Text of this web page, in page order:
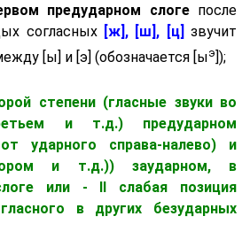
предударном слогепосле
согласных [ж], [ш], [ц] звучит
[ы] и [э] (обозначается [ыэ ]);
степени (гласные звуки во
и т.д.) предударном
ударного справа-налево) и
и т.д.)) заударном, в
или - II слабая позиция
в других безударных